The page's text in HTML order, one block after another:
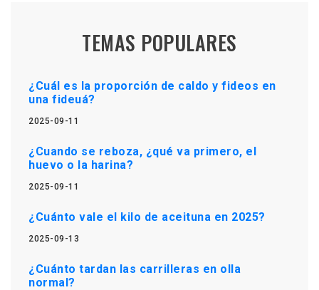
TEMAS POPULARES
¿Cuál es la proporción de caldo y fideos en
una fideuá?
2025-09-11
¿Cuando se reboza, ¿qué va primero, el
huevo o la harina?
2025-09-11
¿Cuánto vale el kilo de aceituna en 2025?
2025-09-13
¿Cuánto tardan las carrilleras en olla
normal?